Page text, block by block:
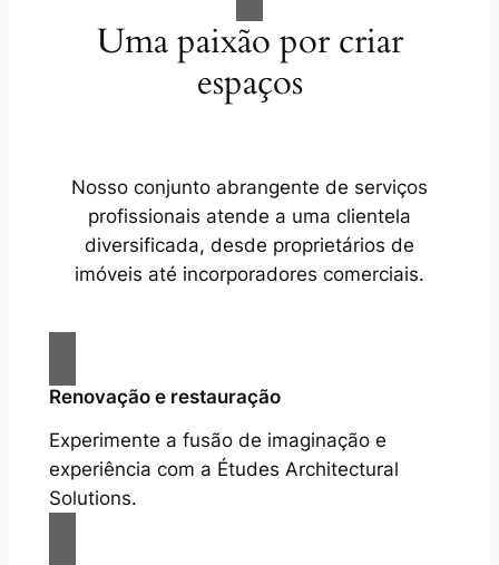
Uma paixão por criar
espaços
Nosso conjunto abrangente de serviços
profissionais atende a uma clientela
diversificada, desde proprietários de
imóveis até incorporadores comerciais.
Renovação e restauração
Experimente a fusão de imaginação e
experiência com a Études Architectural
Solutions.